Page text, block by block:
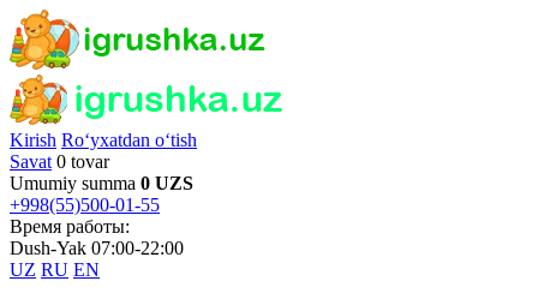
Kirish Ro‘yxatdan o‘tish
Savat 0 tovar
Umumiy summa 0 UZS
+998(55)500-01-55
Время работы:
Dush-Yak 07:00-22:00
UZ RU EN